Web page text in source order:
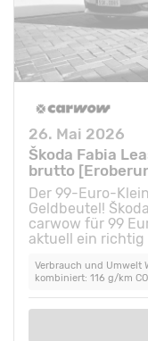
26. Mai 2026
Škoda Fabia
brutto
Der 99-Euro-
Geldbeutel!
carwow für 99
aktuell ein richtig
Verbrauch und Umwelt
kombiniert: 116 g/km CO